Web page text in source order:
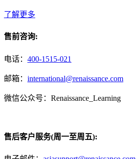
了解更多
售前咨询:
电话： 400-1515-021
邮箱： international@renaissance.com
微信公众号：Renaissance_Learning
售后客户服务(周一至周五):